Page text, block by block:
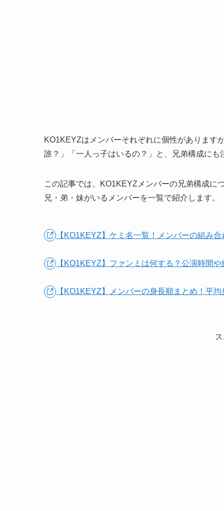
KO1KEYZはメンバーそれぞれに個性があります
誰？」「一人っ子はいるの？」と、兄弟構成にも
この記事では、KO1KEYZメンバーの兄弟構成に
兄・弟・妹がいるメンバーを一覧で紹介します。
【KO1KEYZ】ケミ名一覧！メンバーの組み
【KO1KEYZ】ファンミは何する？公演時間
【KO1KEYZ】メンバーの身長順まとめ！平